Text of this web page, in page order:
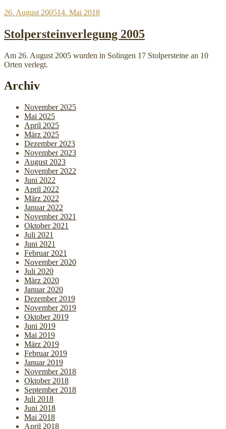
Veröffentlicht
26. August 200514. Mai 2018
Stolpersteinverlegung 2005
Am 26. August 2005 wurden in Solingen 17 Stolpersteine an 10
Orten verlegt.
Archiv
November 2025
Mai 2025
April 2025
März 2025
Dezember 2023
November 2023
August 2023
November 2022
Juni 2022
April 2022
März 2022
Januar 2022
November 2021
Oktober 2021
Juli 2021
Juni 2021
Februar 2021
November 2020
Juli 2020
März 2020
Januar 2020
Dezember 2019
November 2019
Oktober 2019
Juni 2019
Mai 2019
März 2019
Februar 2019
Januar 2019
November 2018
Oktober 2018
September 2018
Juli 2018
Juni 2018
Mai 2018
April 2018